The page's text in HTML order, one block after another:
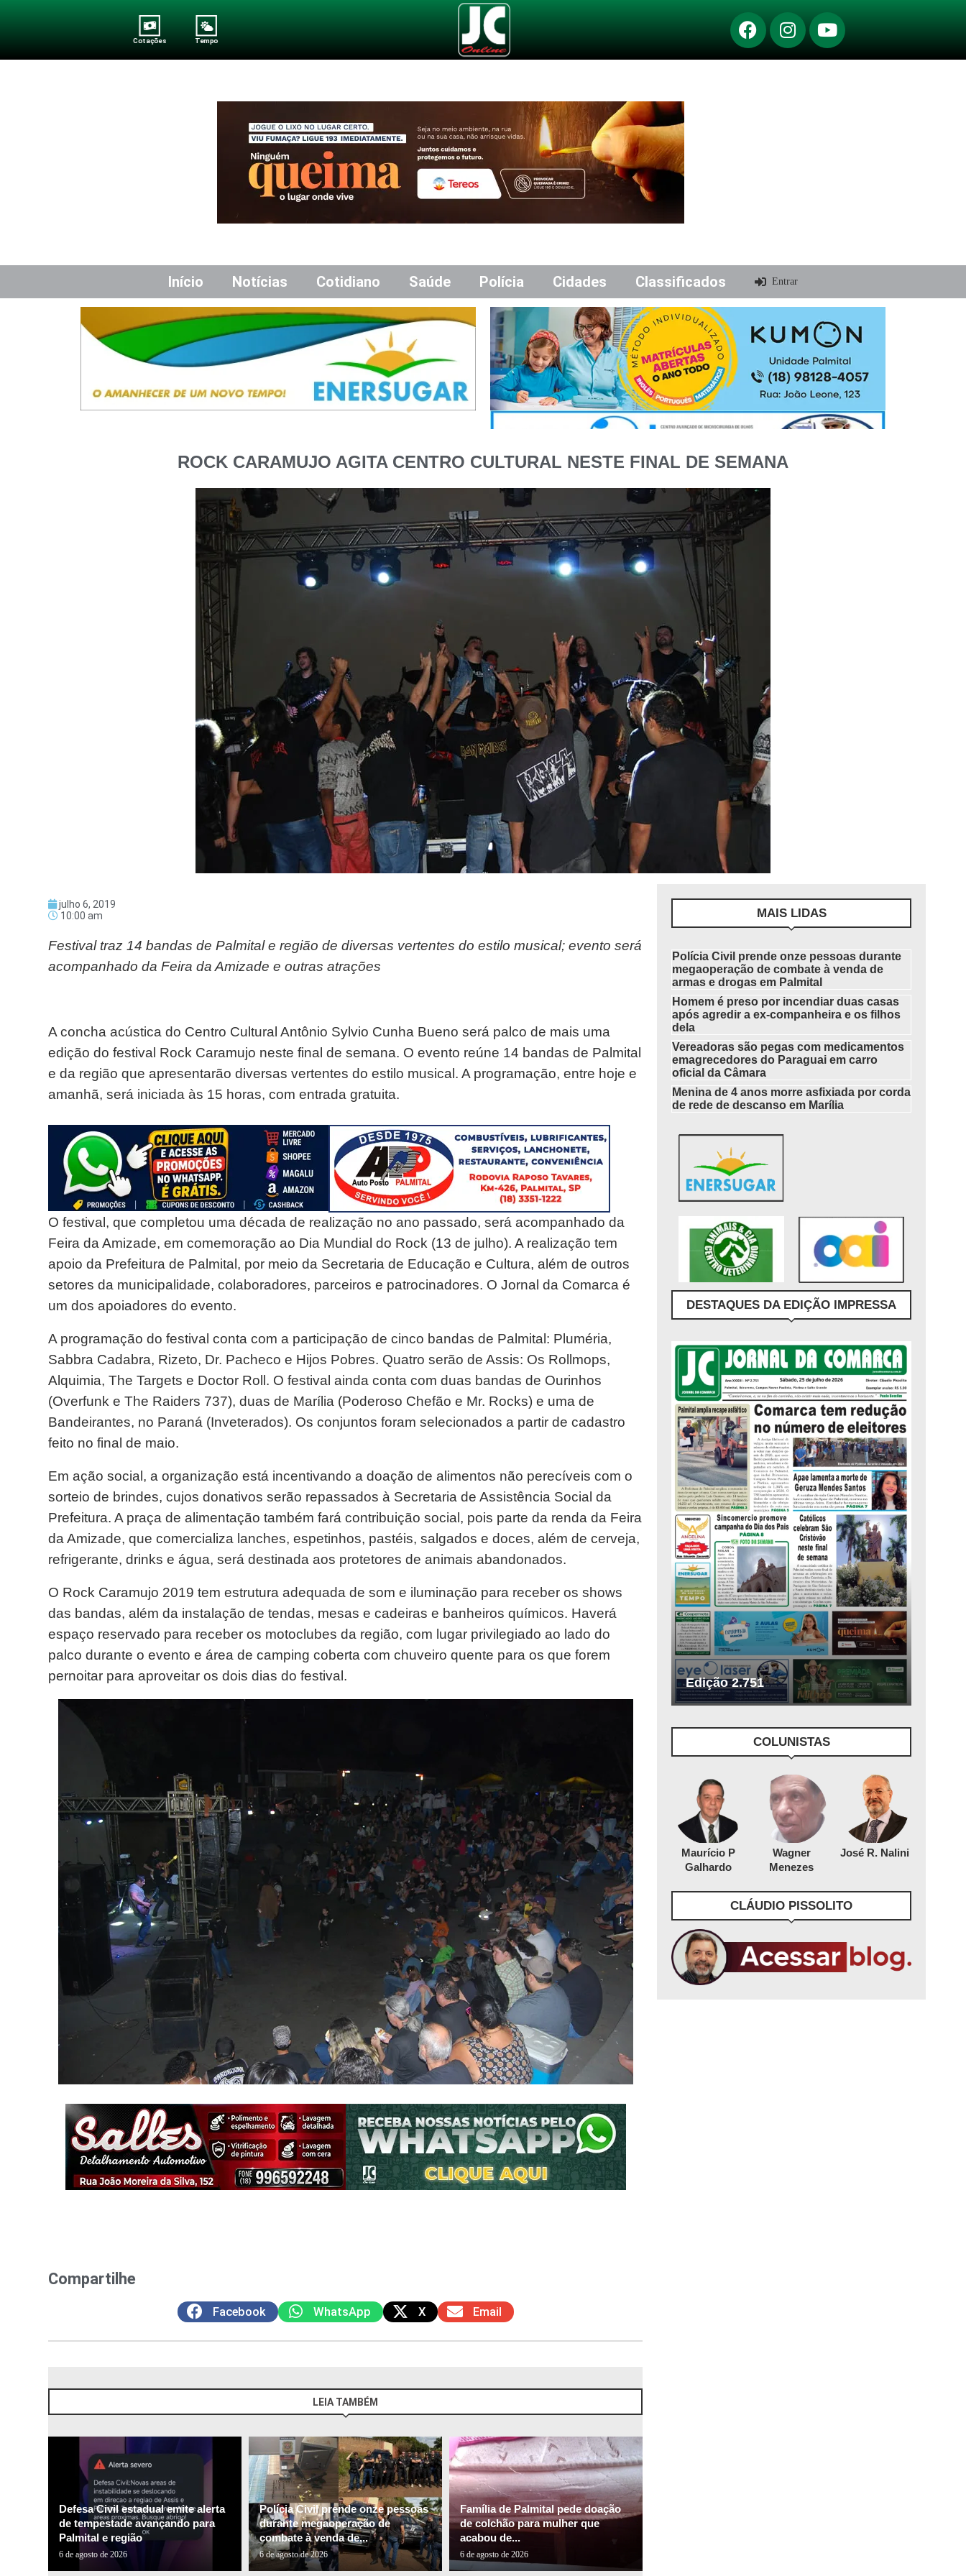
Cotações Tempo
Início Notícias Cotidiano Saúde Polícia Cidades Classificados Entrar
ROCK CARAMUJO AGITA CENTRO CULTURAL NESTE FINAL DE SEMANA
julho 6, 2019
10:00 am
Festival traz 14 bandas de Palmital e região de diversas vertentes do estilo musical; evento será
acompanhado da Feira da Amizade e outras atrações
A concha acústica do Centro Cultural Antônio Sylvio Cunha Bueno será palco de mais uma
edição do festival Rock Caramujo neste final de semana. O evento reúne 14 bandas de Palmital
e da região que apresentarão diversas vertentes do estilo musical. A programação, entre hoje e
amanhã, será iniciada às 15 horas, com entrada gratuita.
O festival, que completou uma década de realização no ano passado, será acompanhado da
Feira da Amizade, em comemoração ao Dia Mundial do Rock (13 de julho). A realização tem
apoio da Prefeitura de Palmital, por meio da Secretaria de Educação e Cultura, além de outros
setores da municipalidade, colaboradores, parceiros e patrocinadores. O Jornal da Comarca é
um dos apoiadores do evento.
A programação do festival conta com a participação de cinco bandas de Palmital: Pluméria,
Sabbra Cadabra, Rizeto, Dr. Pacheco e Hijos Pobres. Quatro serão de Assis: Os Rollmops,
Alquimia, The Targets e Doctor Roll. O festival ainda conta com duas bandas de Ourinhos
(Overfunk e The Raiders 737), duas de Marília (Poderoso Chefão e Mr. Rocks) e uma de
Bandeirantes, no Paraná (Inveterados). Os conjuntos foram selecionados a partir de cadastro
feito no final de maio.
Em ação social, a organização está incentivando a doação de alimentos não perecíveis com o
sorteio de brindes, cujos donativos serão repassados à Secretaria de Assistência Social da
Prefeitura. A praça de alimentação também fará contribuição social, pois parte da renda da Feira
da Amizade, que comercializa lanches, espetinhos, pastéis, salgados e doces, além de cerveja,
refrigerante, drinks e água, será destinada aos protetores de animais abandonados.
O Rock Caramujo 2019 tem estrutura adequada de som e iluminação para receber os shows
das bandas, além da instalação de tendas, mesas e cadeiras e banheiros químicos. Haverá
espaço reservado para receber os motoclubes da região, com lugar privilegiado ao lado do
palco durante o evento e área de camping coberta com chuveiro quente para os que forem
pernoitar para aproveitar os dois dias do festival.
Compartilhe
Facebook WhatsApp X Email
LEIA TAMBÉM
Defesa Civil estadual emite alerta
de tempestade avançando para
Palmital e região
6 de agosto de 2026
Polícia Civil prende onze pessoas
durante megaoperação de
combate à venda de...
6 de agosto de 2026
Família de Palmital pede doação
de colchão para mulher que
acabou de...
6 de agosto de 2026
MAIS LIDAS
Polícia Civil prende onze pessoas durante
megaoperação de combate à venda de
armas e drogas em Palmital
Homem é preso por incendiar duas casas
após agredir a ex-companheira e os filhos
dela
Vereadoras são pegas com medicamentos
emagrecedores do Paraguai em carro
oficial da Câmara
Menina de 4 anos morre asfixiada por corda
de rede de descanso em Marília
DESTAQUES DA EDIÇÃO IMPRESSA
Edição 2.751
COLUNISTAS
Maurício P
Galhardo
Wagner
Menezes
José R. Nalini
CLÁUDIO PISSOLITO